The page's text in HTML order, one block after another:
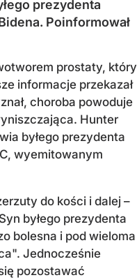
prezydenta
Poinformował
prostaty, który
informacje przekazał
choroba powoduje
Hunter
byłego prezydenta
wyemitowanym
do kości i dalej –
byłego prezydenta
bolesna i pod wieloma
Jednocześnie
pozostawać